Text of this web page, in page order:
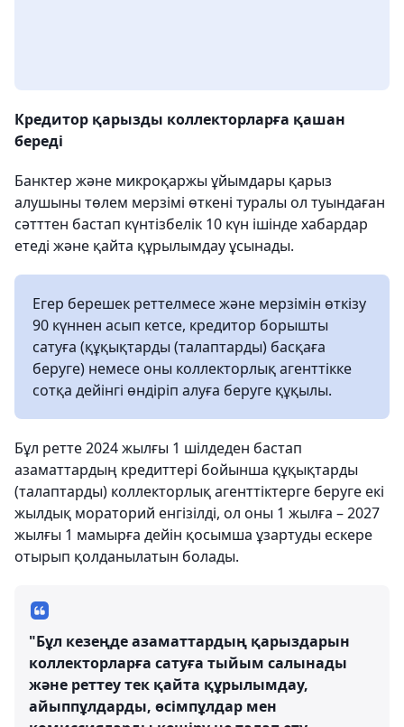
Кредитор қарызды коллекторларға қашан
береді
Банктер және микроқаржы ұйымдары қарыз
алушыны төлем мерзімі өткені туралы ол туындаған
сәтттен бастап күнтізбелік 10 күн ішінде хабардар
етеді және қайта құрылымдау ұсынады.
Егер берешек реттелмесе және мерзімін өткізу
90 күннен асып кетсе, кредитор борышты
сатуға (құқықтарды (талаптарды) басқаға
беруге) немесе оны коллекторлық агенттікке
сотқа дейінгі өндіріп алуға беруге құқылы.
Бұл ретте 2024 жылғы 1 шілдеден бастап
азаматтардың кредиттері бойынша құқықтарды
(талаптарды) коллекторлық агенттіктерге беруге екі
жылдық мораторий енгізілді, ол оны 1 жылға – 2027
жылғы 1 мамырға дейін қосымша ұзартуды ескере
отырып қолданылатын болады.
"Бұл кезеңде азаматтардың қарыздарын
коллекторларға сатуға тыйым салынады
және реттеу тек қайта құрылымдау,
айыппұлдарды, өсімпұлдар мен